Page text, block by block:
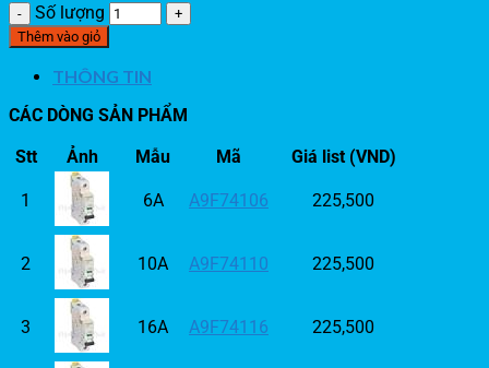
Số lượng
Thêm vào giỏ
THÔNG TIN
CÁC DÒNG SẢN PHẨM
Stt
Ảnh Mẫu Mã Giá list (VND)
1 6A A9F74106 225,500
2 10A A9F74110 225,500
3 16A A9F74116 225,500